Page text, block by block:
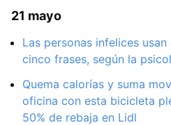
21 mayo
Las personas infelices
cinco frases, según la
Quema calorías y suma
oficina con esta bicicleta
50% de rebaja en Lidl